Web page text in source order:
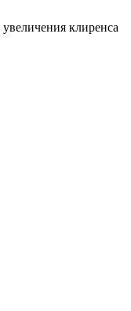
клиренса